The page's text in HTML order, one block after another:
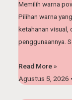
Memilih warna
Pilihan warna
ketahanan visual,
penggunaannya.
Read More »
Agustus 5, 2026